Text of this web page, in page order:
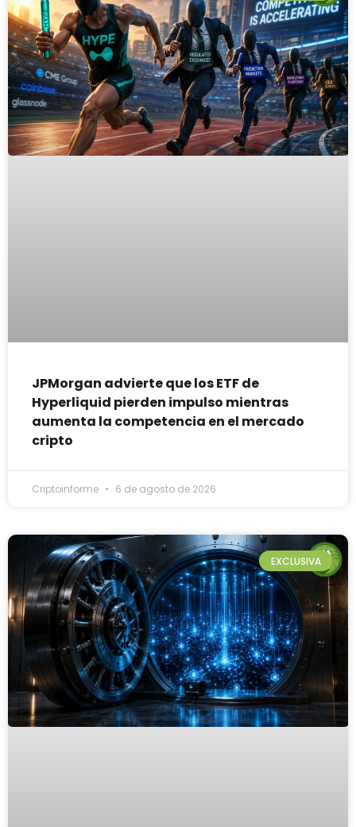
JPMorgan advierte que los ETF de
Hyperliquid pierden impulso mientras
aumenta la competencia en el mercado
cripto
Criptoinforme 6 de agosto de 2026
EXCLUSIVA